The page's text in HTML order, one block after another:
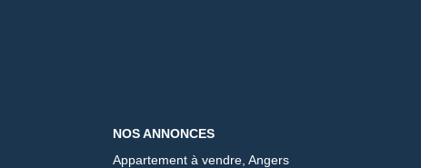
NOS ANNONCES
Appartement à vendre, Angers